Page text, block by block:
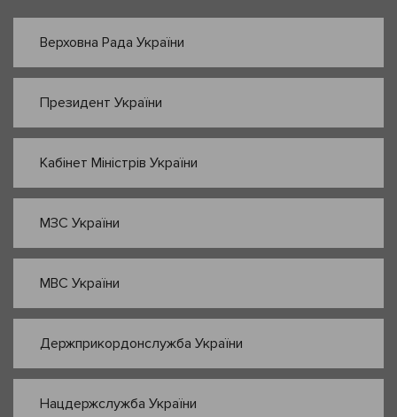
Верховна Рада України
Президент України
Кабінет Міністрів України
МЗС України
МВС України
Держприкордонслужба України
Нацдержслужба України